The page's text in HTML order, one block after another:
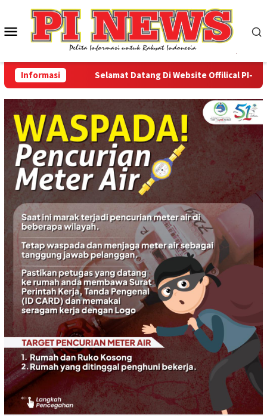
konten
Menu
Mobile
Informasi Selamat Datang Di Website Offilical PI-News